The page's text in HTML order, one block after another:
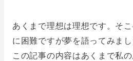
あくまで理想は理想です。そ
に困難ですが夢を語ってみまし
この記事の内容はあくまで私